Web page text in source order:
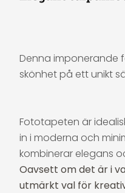
Denna imponerande
skönhet på ett unikt
Fototapeten är
in i moderna och
kombinerar elegans
Oavsett om det är i
utmärkt val för